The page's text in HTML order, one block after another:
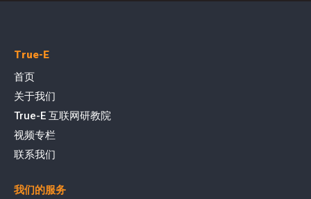
True-E
首页
关于我们
True-E 互联网研教院
视频专栏
联系我们
我们的服务